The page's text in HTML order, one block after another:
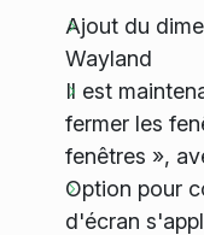
Ajout du
Wayland
Il est
fermer les
fenêtres »,
Option pour
d'écran